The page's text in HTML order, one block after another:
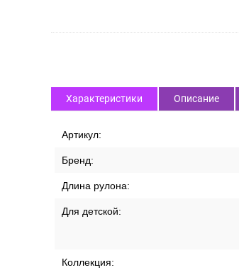
Характеристики Описание
Артикул:
Бренд:
Длина рулона:
Для детской:
Коллекция: